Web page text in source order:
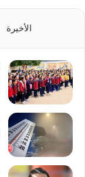
الأخيرة